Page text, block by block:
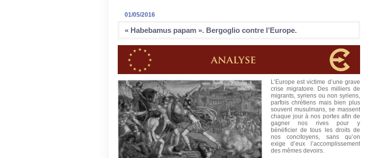
01/05/2016
« Habebamus papam ». Bergoglio contre l’Europe.
L’Europe est victime d’une grave
crise migratoire. Des milliers de
migrants, syriens ou non syriens,
parfois chrétiens mais bien plus
souvent musulmans, se massent
chaque jour à nos portes afin de
gagner nos rives pour y
bénéficier de tous les droits de
nos concitoyens, sans qu’on
exige d’eux l’accomplissement
des mêmes devoirs.